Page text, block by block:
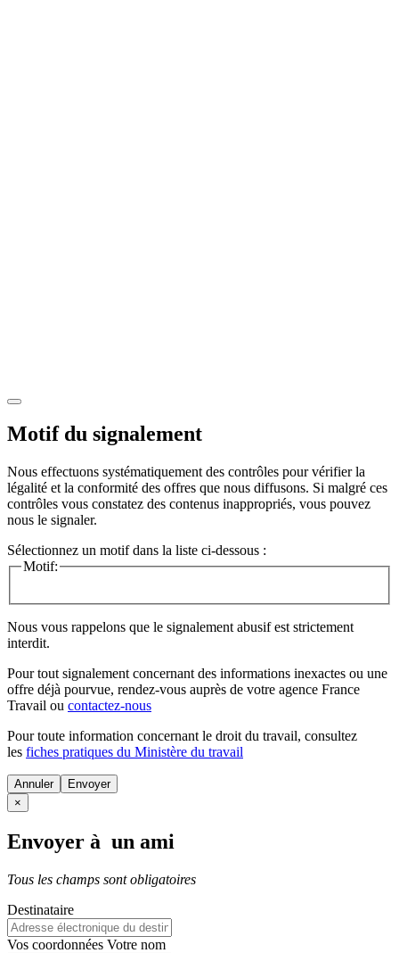
Motif du signalement
Nous effectuons systématiquement des contrôles pour vérifier la
légalité et la conformité des offres que nous diffusons. Si malgré ces
contrôles vous constatez des contenus inappropriés, vous pouvez
nous le signaler.
Sélectionnez un motif dans la liste ci-dessous :
Motif:
Nous vous rappelons que le signalement abusif est strictement
interdit.
Pour tout signalement concernant des informations inexactes ou une
offre déjà pourvue, rendez-vous auprès de votre agence France
Travail ou contactez-nous
Pour toute information concernant le droit du travail, consultez
les fiches pratiques du Ministère du travail
Annuler
×
Envoyer à un ami
Tous les champs sont obligatoires
Destinataire
Vos coordonnées Votre nom